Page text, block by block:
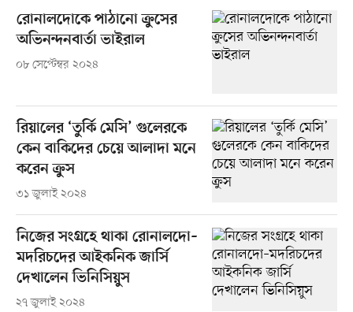
রোনালদোকে পাঠানো ক্রুসের
অভিনন্দনবার্তা ভাইরাল
০৮ সেপ্টেম্বর ২০২৪
রিয়ালের ‘তুর্কি মেসি’ গুলেরকে
কেন বাকিদের চেয়ে আলাদা মনে
করেন ক্রুস
৩১ জুলাই ২০২৪
নিজের সংগ্রহে থাকা রোনালদো–
মদরিচদের আইকনিক জার্সি
দেখালেন ভিনিসিয়ুস
২৭ জুলাই ২০২৪